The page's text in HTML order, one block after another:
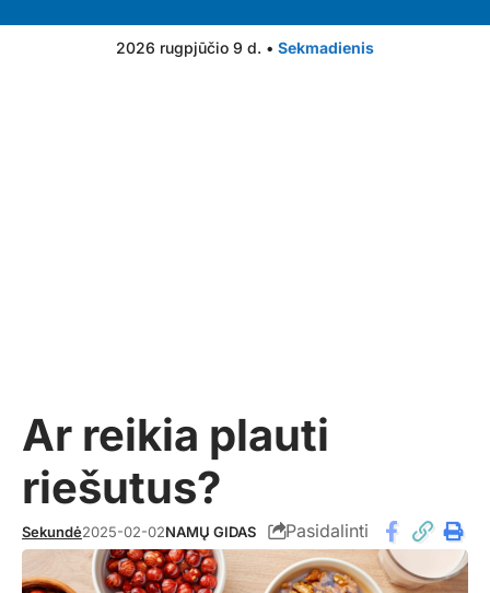
2026 rugpjūčio 9 d. • Sekmadienis
Ar reikia plauti
riešutus?
Sekundė2025-02-02NAMŲ GIDAS Pasidalinti